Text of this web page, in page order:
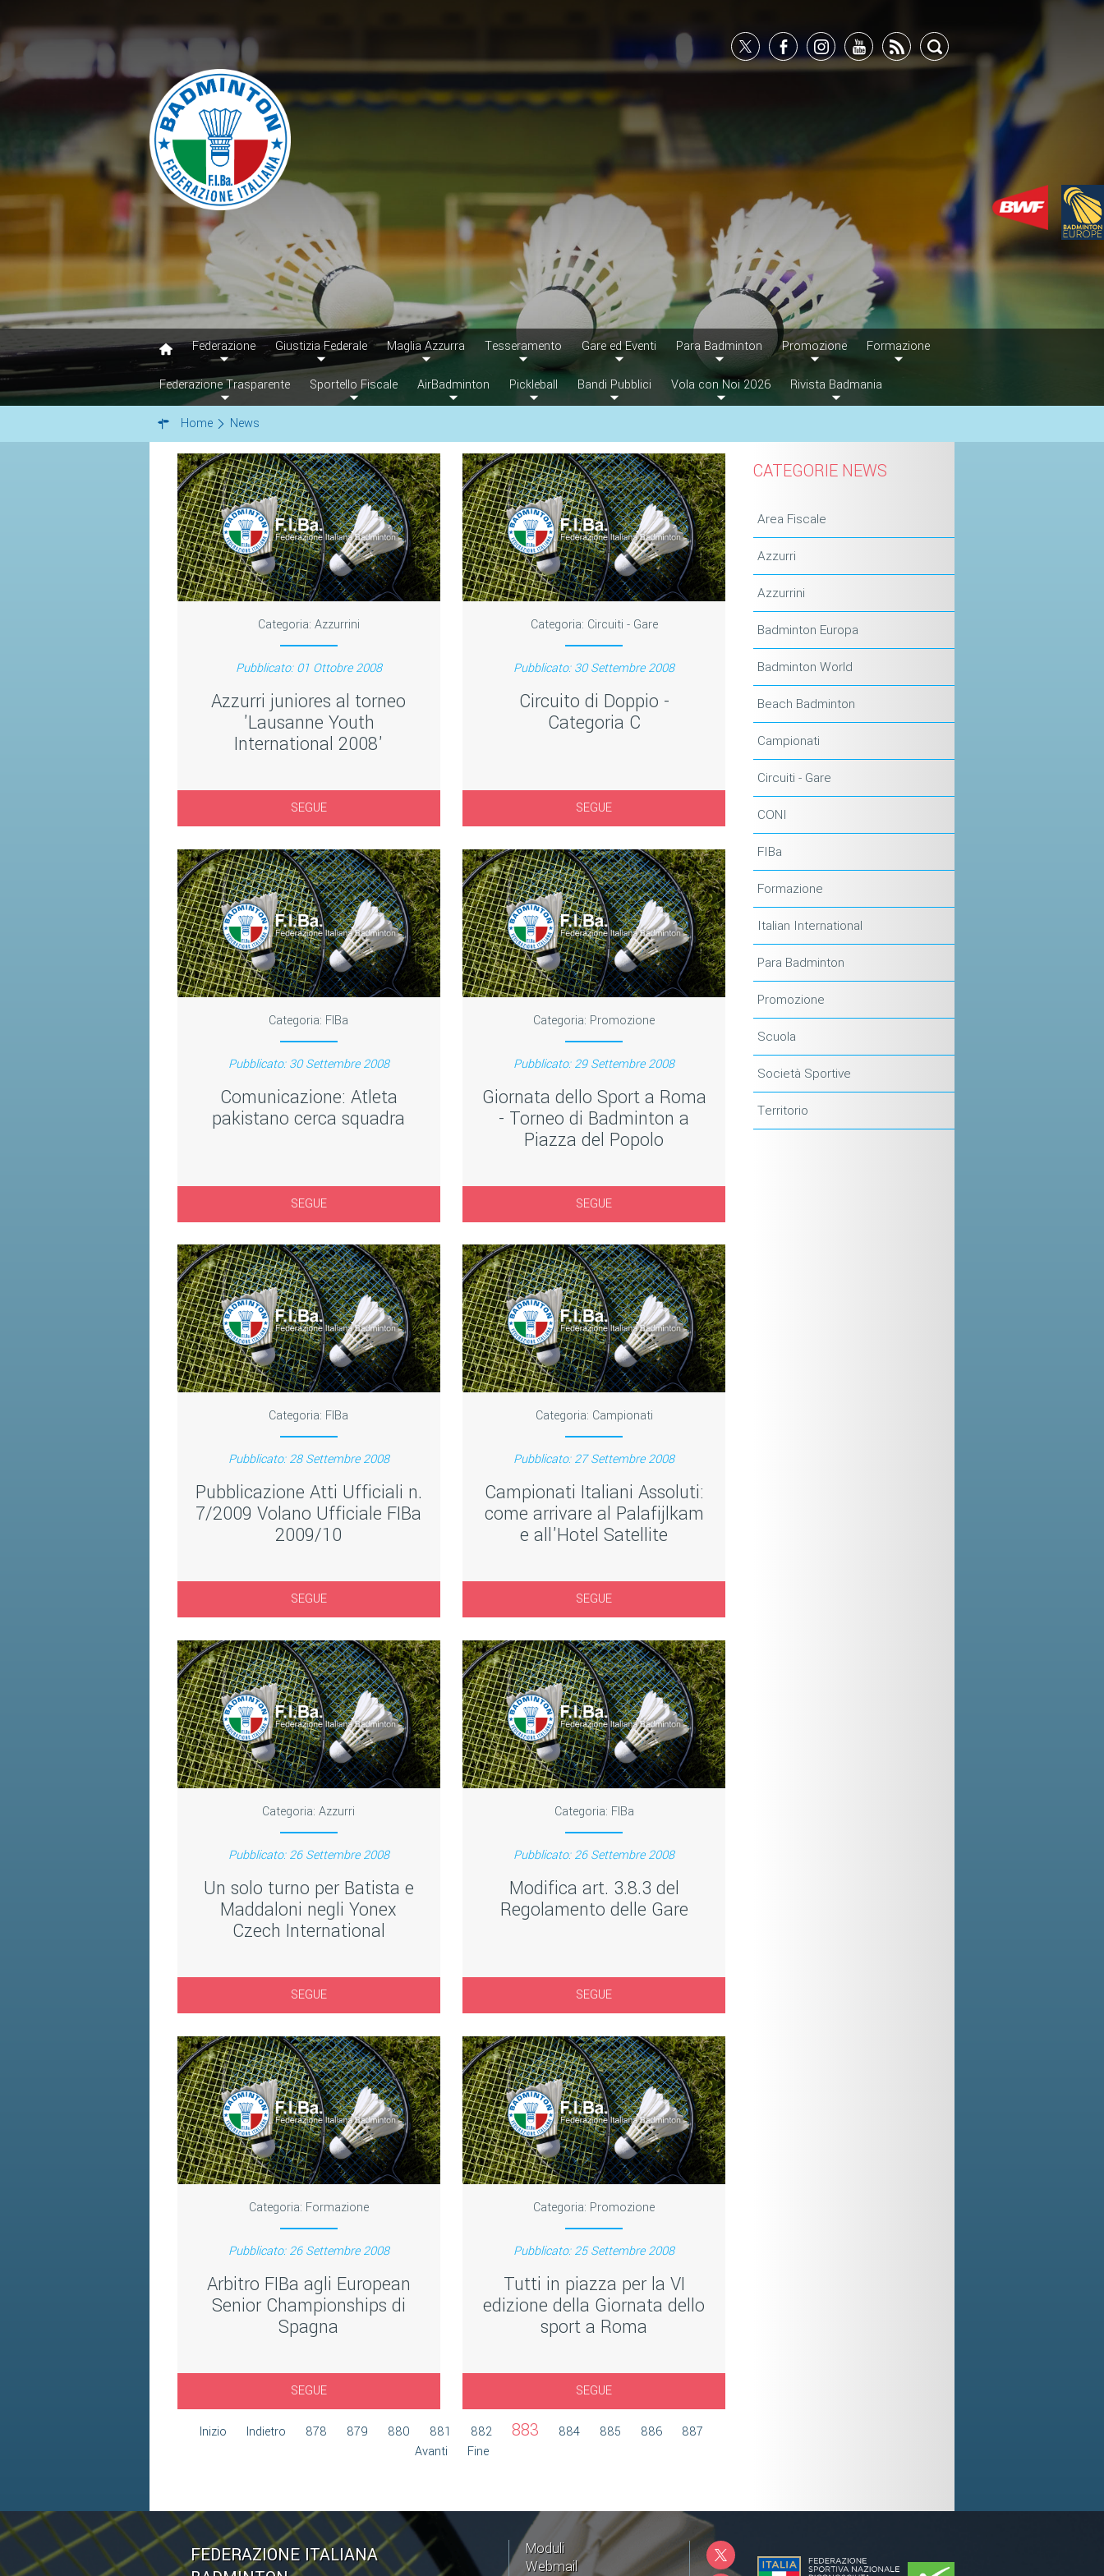
Federazione Giustizia Federale Maglia Azzurra Tesseramento Gare ed Eventi Para Badminton Promozione Formazione
Federazione Trasparente Sportello Fiscale AirBadminton Pickleball Bandi Pubblici Vola con Noi 2026 Rivista Badmania
Home News
Categoria: Azzurrini
Pubblicato: 01 Ottobre 2008
Azzurri juniores al torneo
'Lausanne Youth
International 2008'
SEGUE
Categoria: Circuiti - Gare
Pubblicato: 30 Settembre 2008
Circuito di Doppio -
Categoria C
SEGUE
Categoria: FIBa
Pubblicato: 30 Settembre 2008
Comunicazione: Atleta
pakistano cerca squadra
SEGUE
Categoria: Promozione
Pubblicato: 29 Settembre 2008
Giornata dello Sport a Roma
- Torneo di Badminton a
Piazza del Popolo
SEGUE
Categoria: FIBa
Pubblicato: 28 Settembre 2008
Pubblicazione Atti Ufficiali n.
7/2009 Volano Ufficiale FIBa
2009/10
SEGUE
Categoria: Campionati
Pubblicato: 27 Settembre 2008
Campionati Italiani Assoluti:
come arrivare al Palafijlkam
e all'Hotel Satellite
SEGUE
Categoria:Azzurri
Pubblicato: 26 Settembre 2008
Un solo turno per Batista e
Maddaloni negli Yonex
Czech International
SEGUE
Categoria: FIBa
Pubblicato: 26 Settembre 2008
Modifica art. 3.8.3 del
Regolamento delle Gare
SEGUE
Categoria: Formazione
Pubblicato: 26 Settembre 2008
Arbitro FIBa agli European
Senior Championships di
Spagna
SEGUE
Categoria: Promozione
Pubblicato: 25 Settembre 2008
Tutti in piazza per la VI
edizione della Giornata dello
sport a Roma
SEGUE
Inizio Indietro 878 879 880 881 882 883 884 885 886
887
Avanti
Fine
CATEGORIE NEWS
Area Fiscale
Azzurri
Azzurrini
Badminton Europa
Badminton World
Beach Badminton
Campionati
Circuiti - Gare
CONI
FIBa
Formazione
Italian International
Para Badminton
Promozione
Scuola
Società Sportive
Territorio
FEDERAZIONE ITALIANA
Moduli
Webmail